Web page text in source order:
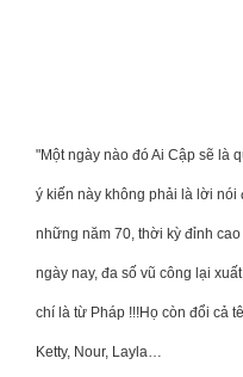
"Một ngày nào đó Ai Cập sẽ là
ý kiến này không phải là lời nói
những năm 70, thời kỳ đỉnh
ngày nay, đa số vũ công lại
chí là từ Pháp !!!Họ còn đổi cả
Ketty, Nour, Layla…